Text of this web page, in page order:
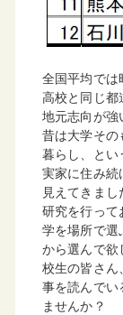
全国平均で
高校と同じ都
地元志向が強
昔は大学その
暮らし、とい
実家に住み続
見えてきま
研究を行っ
学を場所で
から選んで
校生の皆さ
事を読んで
ませんか？